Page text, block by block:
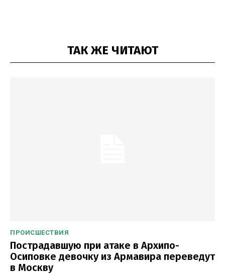
ТАК ЖЕ ЧИТАЮТ
ПРОИСШЕСТВИЯ
Пострадавшую при атаке в Архипо-
Осиповке девочку из Армавира переведут
в Москву